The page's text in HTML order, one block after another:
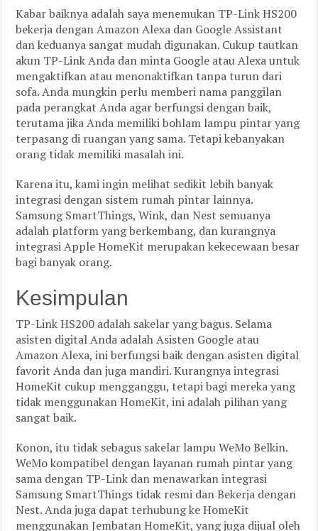
Kabar baiknya adalah saya menemukan TP-Link HS200
bekerja dengan Amazon Alexa dan Google Assistant
dan keduanya sangat mudah digunakan. Cukup tautkan
akun TP-Link Anda dan minta Google atau Alexa untuk
mengaktifkan atau menonaktifkan tanpa turun dari
sofa. Anda mungkin perlu memberi nama panggilan
pada perangkat Anda agar berfungsi dengan baik,
terutama jika Anda memiliki bohlam lampu pintar yang
terpasang di ruangan yang sama. Tetapi kebanyakan
orang tidak memiliki masalah ini.
Karena itu, kami ingin melihat sedikit lebih banyak
integrasi dengan sistem rumah pintar lainnya.
Samsung SmartThings, Wink, dan Nest semuanya
adalah platform yang berkembang, dan kurangnya
integrasi Apple HomeKit merupakan kekecewaan besar
bagi banyak orang.
Kesimpulan
TP-Link HS200 adalah sakelar yang bagus. Selama
asisten digital Anda adalah Asisten Google atau
Amazon Alexa, ini berfungsi baik dengan asisten digital
favorit Anda dan juga mandiri. Kurangnya integrasi
HomeKit cukup mengganggu, tetapi bagi mereka yang
tidak menggunakan HomeKit, ini adalah pilihan yang
sangat baik.
Konon, itu tidak sebagus sakelar lampu WeMo Belkin.
WeMo kompatibel dengan layanan rumah pintar yang
sama dengan TP-Link dan menawarkan integrasi
Samsung SmartThings tidak resmi dan Bekerja dengan
Nest. Anda juga dapat terhubung ke HomeKit
menggunakan Jembatan HomeKit, yang juga dijual oleh